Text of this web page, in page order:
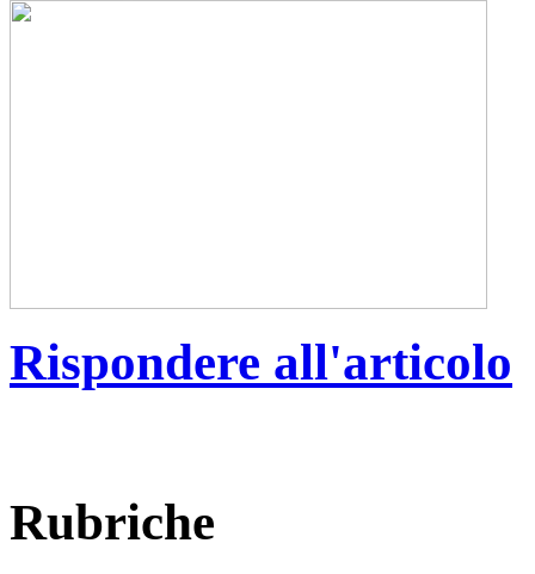
Rispondere all'articolo
Rubriche